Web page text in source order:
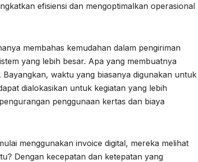
efisiensi dan mengoptimalkan operasional
membahas kemudahan dalam pengiriman
yang lebih besar. Apa yang membuatnya
waktu yang biasanya digunakan untuk
dialokasikan untuk kegiatan yang lebih
penggunaan kertas dan biaya
menggunakan invoice digital, mereka melihat
Dengan kecepatan dan ketepatan yang